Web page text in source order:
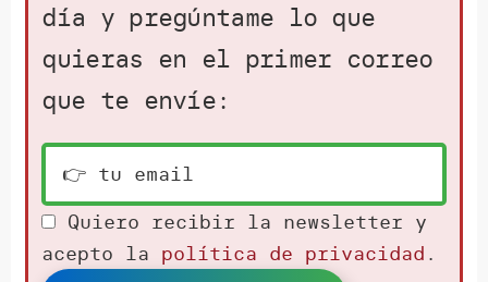
día y pregúntame lo que
quieras en el primer correo
que te envíe:
Quiero recibir la newsletter y
acepto la política de privacidad .